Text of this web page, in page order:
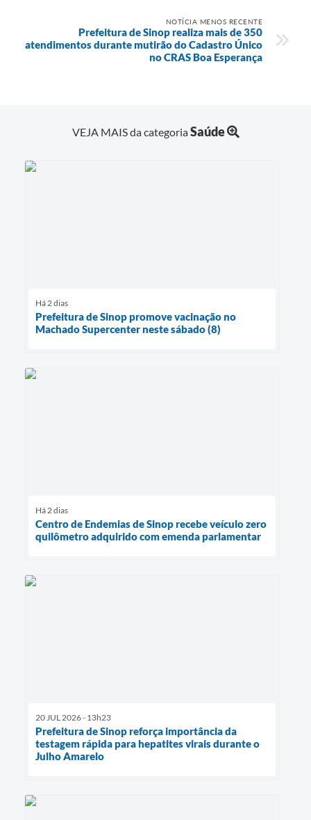
NOTÍCIA MENOS RECENTE
Prefeitura de Sinop realiza mais de 350
atendimentos durante mutirão do Cadastro Único
no CRAS Boa Esperança
VEJA MAIS da categoriaSaúde
Há 2 dias
Prefeitura de Sinop promove vacinação no
Machado Supercenter neste sábado (8)
Há 2 dias
Centro de Endemias de Sinop recebe veículo zero
quilômetro adquirido com emenda parlamentar
20 JUL 2026 - 13h23
Prefeitura de Sinop reforça importância da
testagem rápida para hepatites virais durante o
Julho Amarelo